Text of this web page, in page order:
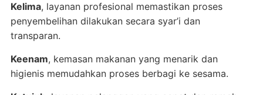
Kelima, layanan profesional memastikan proses
penyembelihan dilakukan secara syar’i dan
transparan.
Keenam, kemasan makanan yang menarik dan
higienis memudahkan proses berbagi ke sesama.